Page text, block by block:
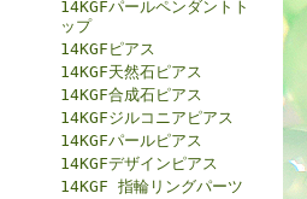
14KGFパールペンダントト
ップ
14KGFピアス
14KGF天然石ピアス
14KGF合成石ピアス
14KGFジルコニアピアス
14KGFパールピアス
14KGFデザインピアス
14KGF 指輪リングパーツ